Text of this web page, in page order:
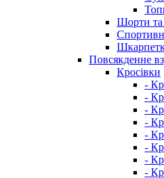
Шорти та
Повсякденне
Кросівки
-
-
-
-
-
-
-
-